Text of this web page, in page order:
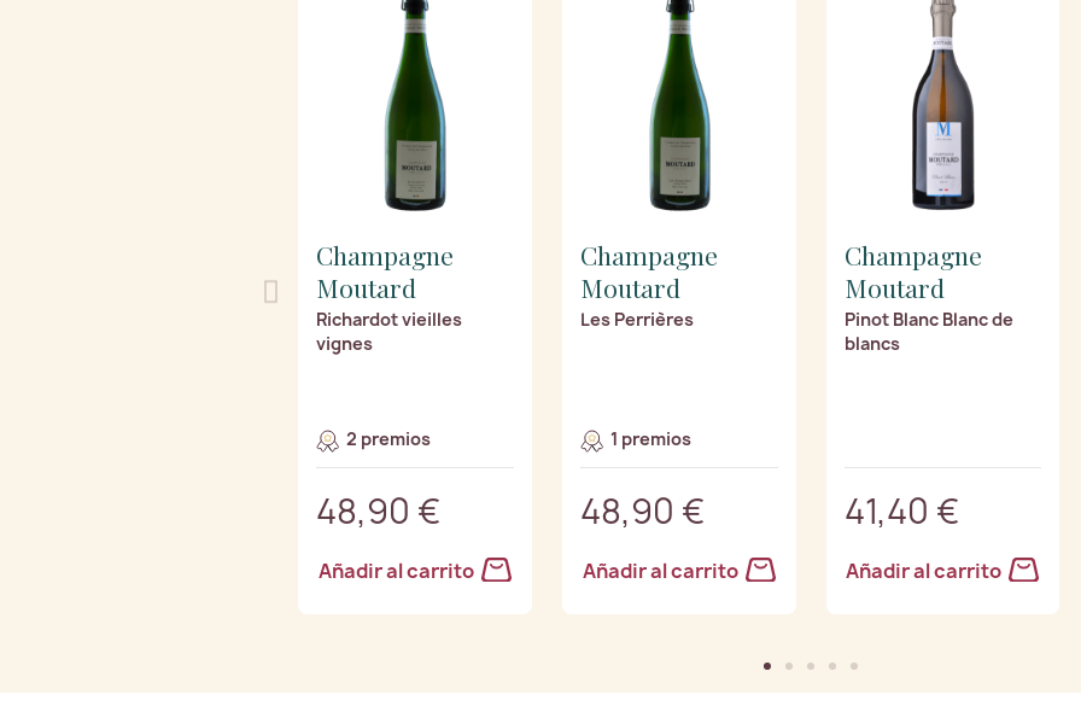
Champagne
Moutard
Richardot vieilles
vignes
2 premios
48,90 €
Añadir al carrito
Champagne
Moutard
Les Perrières
1 premios
48,90 €
Añadir al carrito
Champagne
Moutard
Pinot Blanc Blanc de
blancs
41,40 €
Añadir al carrito